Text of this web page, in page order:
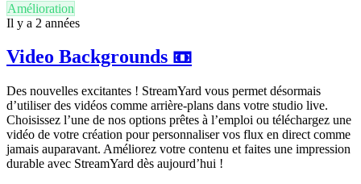
Amélioration
Il y a 2 années
Video Backgrounds 📼
Des nouvelles excitantes ! StreamYard vous permet désormais
d’utiliser des vidéos comme arrière-plans dans votre studio live.
Choisissez l’une de nos options prêtes à l’emploi ou téléchargez une
vidéo de votre création pour personnaliser vos flux en direct comme
jamais auparavant. Améliorez votre contenu et faites une impression
durable avec StreamYard dès aujourd’hui !